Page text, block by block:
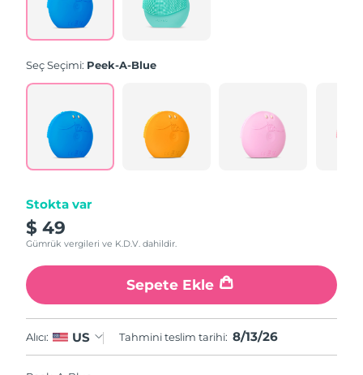
Seç Seçimi: Peek-A-Blue
Stokta var
$ 49
Gümrük vergileri ve K.D.V. dahildir.
Sepete Ekle
Alıcı: US Tahmini teslim tarihi: 8/13/26